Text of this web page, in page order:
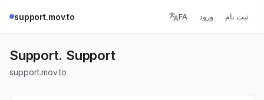
support.mov.to FA ورود ثبت نام
Support. Support
support.mov.to